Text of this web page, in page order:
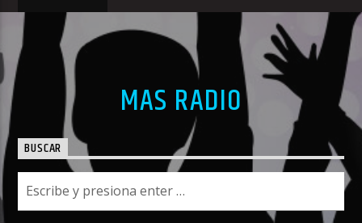
MAS RADIO
BUSCAR